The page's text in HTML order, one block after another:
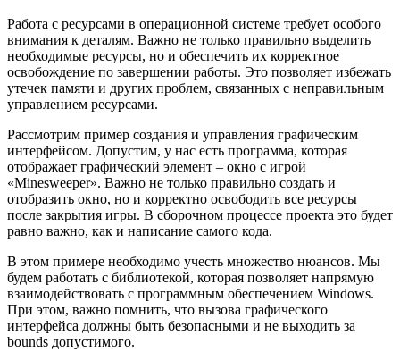
Работа с ресурсами в операционной системе требует особого
внимания к деталям. Важно не только правильно выделить
необходимые ресурсы, но и обеспечить их корректное
освобождение по завершении работы. Это позволяет избежать
утечек памяти и других проблем, связанных с неправильным
управлением ресурсами.
Рассмотрим пример создания и управления графическим
интерфейсом. Допустим, у нас есть программа, которая
отображает графический элемент – окно с игрой
«Minesweeper». Важно не только правильно создать и
отобразить окно, но и корректно освободить все ресурсы
после закрытия игры. В сборочном процессе проекта это будет
равно важно, как и написание самого кода.
В этом примере необходимо учесть множество нюансов. Мы
будем работать с библиотекой, которая позволяет напрямую
взаимодействовать с программным обеспечением Windows.
При этом, важно помнить, что вызова графического
интерфейса должны быть безопасными и не выходить за
bounds допустимого.